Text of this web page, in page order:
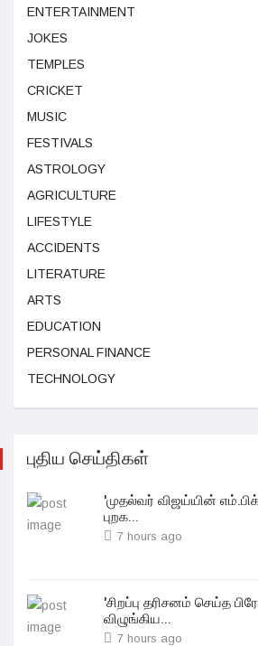
ENTERTAINMENT
JOKES
TEMPLES
CRICKET
MUSIC
FESTIVALS
ASTROLOGY
AGRICULTURE
LIFESTYLE
ACCIDENTS
LITERATURE
ARTS
EDUCATION
PERSONAL FINANCE
TECHNOLOGY
புதிய செய்திகள்
'முதல்வர் விஜய்யின்
புறக...
7 hours ago
'சிறப்பு தரிசனம் செய்த
விழுங்கிய...
7 hours ago